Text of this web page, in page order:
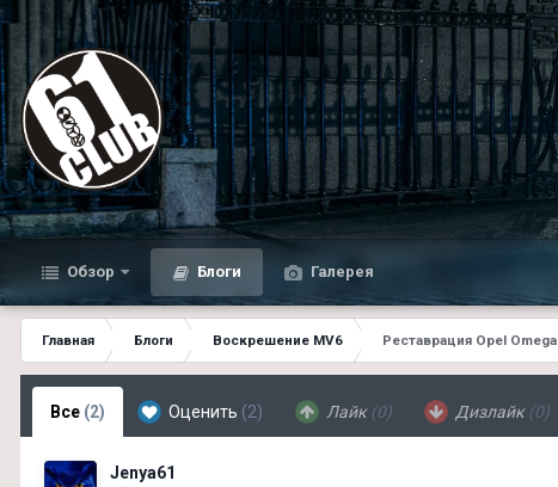
Обзор Блоги Галерея
Главная Блоги Воскрешение MV6 Реставрация Opel Omega
Все (2) Оценить (2) Лайк (0) Дизлайк (0)
Jenya61